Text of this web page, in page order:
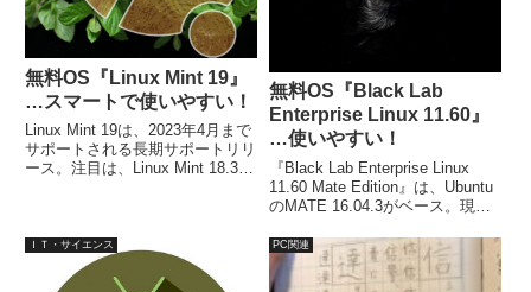
無料OS『Linux Mint 19』
…スマートで使いやすい！
Linux Mint 19は、2023年4月まで
サポートされる長期サポートリリ
ース。注目は、Linux Mint 18.3で
に復元する機能で、アップデート
を安心して行えます。
無料OS『Black Lab
Enterprise Linux 11.60』
…使いやすい！
『Black Lab Enterprise Linux
11.60 Mate Edition』は、Ubuntu
のMATE 16.04.3がベース。現在
せん。システム要件は、CPU:64
ビット1GHz以上、メモリ：
2GB。
ＩＴ・サイエンス PC関連